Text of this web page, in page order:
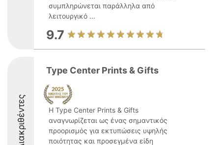
συμπληρώνεται παράλληλα από
λειτουργικό ...
9.7
Διακριθέντες
Type Center Prints & Gifts
Η Type Center Prints & Gifts
αναγνωρίζεται ως ένας σημαντικός
προορισμός για εκτυπώσεις υψηλής
ποιότητας και προσεγμένα είδη